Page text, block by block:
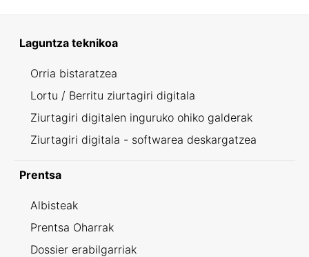
Laguntza teknikoa
Orria bistaratzea
Lortu / Berritu ziurtagiri digitala
Ziurtagiri digitalen inguruko ohiko galderak
Ziurtagiri digitala - softwarea deskargatzea
Prentsa
Albisteak
Prentsa Oharrak
Dossier erabilgarriak